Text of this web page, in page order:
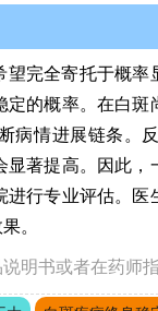
完全寄托于概
的概率。在白
病情进展链条。
著提高。因此
行专业评估。
。
明书或者在药师